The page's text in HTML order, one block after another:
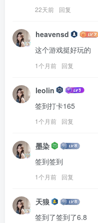
22天前 回复
heavensd
这个游戏挺好玩的
1个月前 回复
leolin
签到打卡165
1个月前 回复
墨染
签到签到
1个月前 回复
天狼
签到了签到了6.8